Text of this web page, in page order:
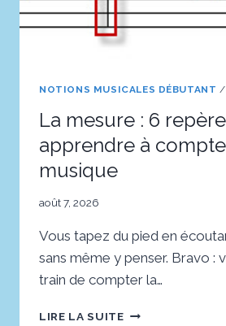
NOTIONS MUSICALES DÉBUTANT
La mesure : 6
apprendre à
musique
août 7, 2026
Vous tapez du pied en
sans même y penser. Bravo :
train de compter la…
LIRE LA SUITELA